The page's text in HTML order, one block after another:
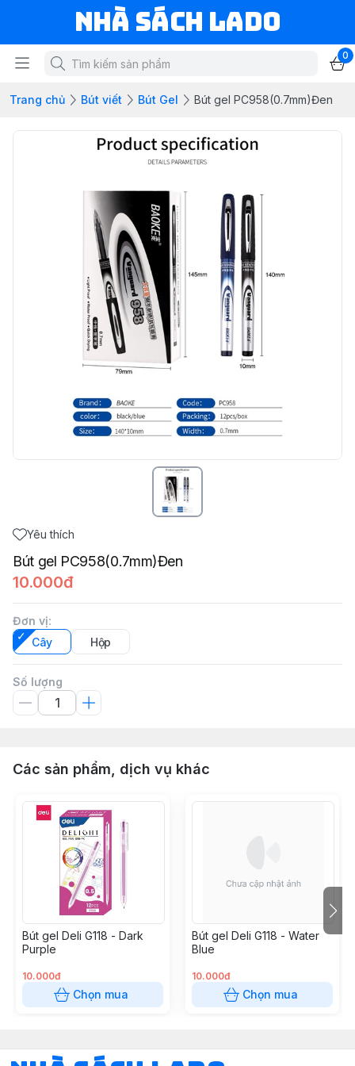
NHÀ SÁCH LADO
0
Trang chủ Bút viết Bút Gel Bút gel PC958(0.7mm)Đen
Yêu thích
Bút gel PC958(0.7mm)Đen
10.000đ
Đơn vị:
Cây
Hộp
Số lượng
Các sản phẩm, dịch vụ khác
Bút gel Deli G118 - Dark
Purple
10.000đ
Chọn mua
Bút gel Deli G118 - Water
Blue
10.000đ
Chọn mua